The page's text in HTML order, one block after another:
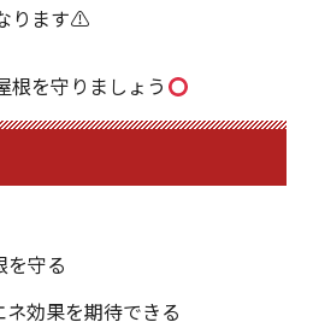
ります⚠
根を守りましょう
を守る
効果を期待できる